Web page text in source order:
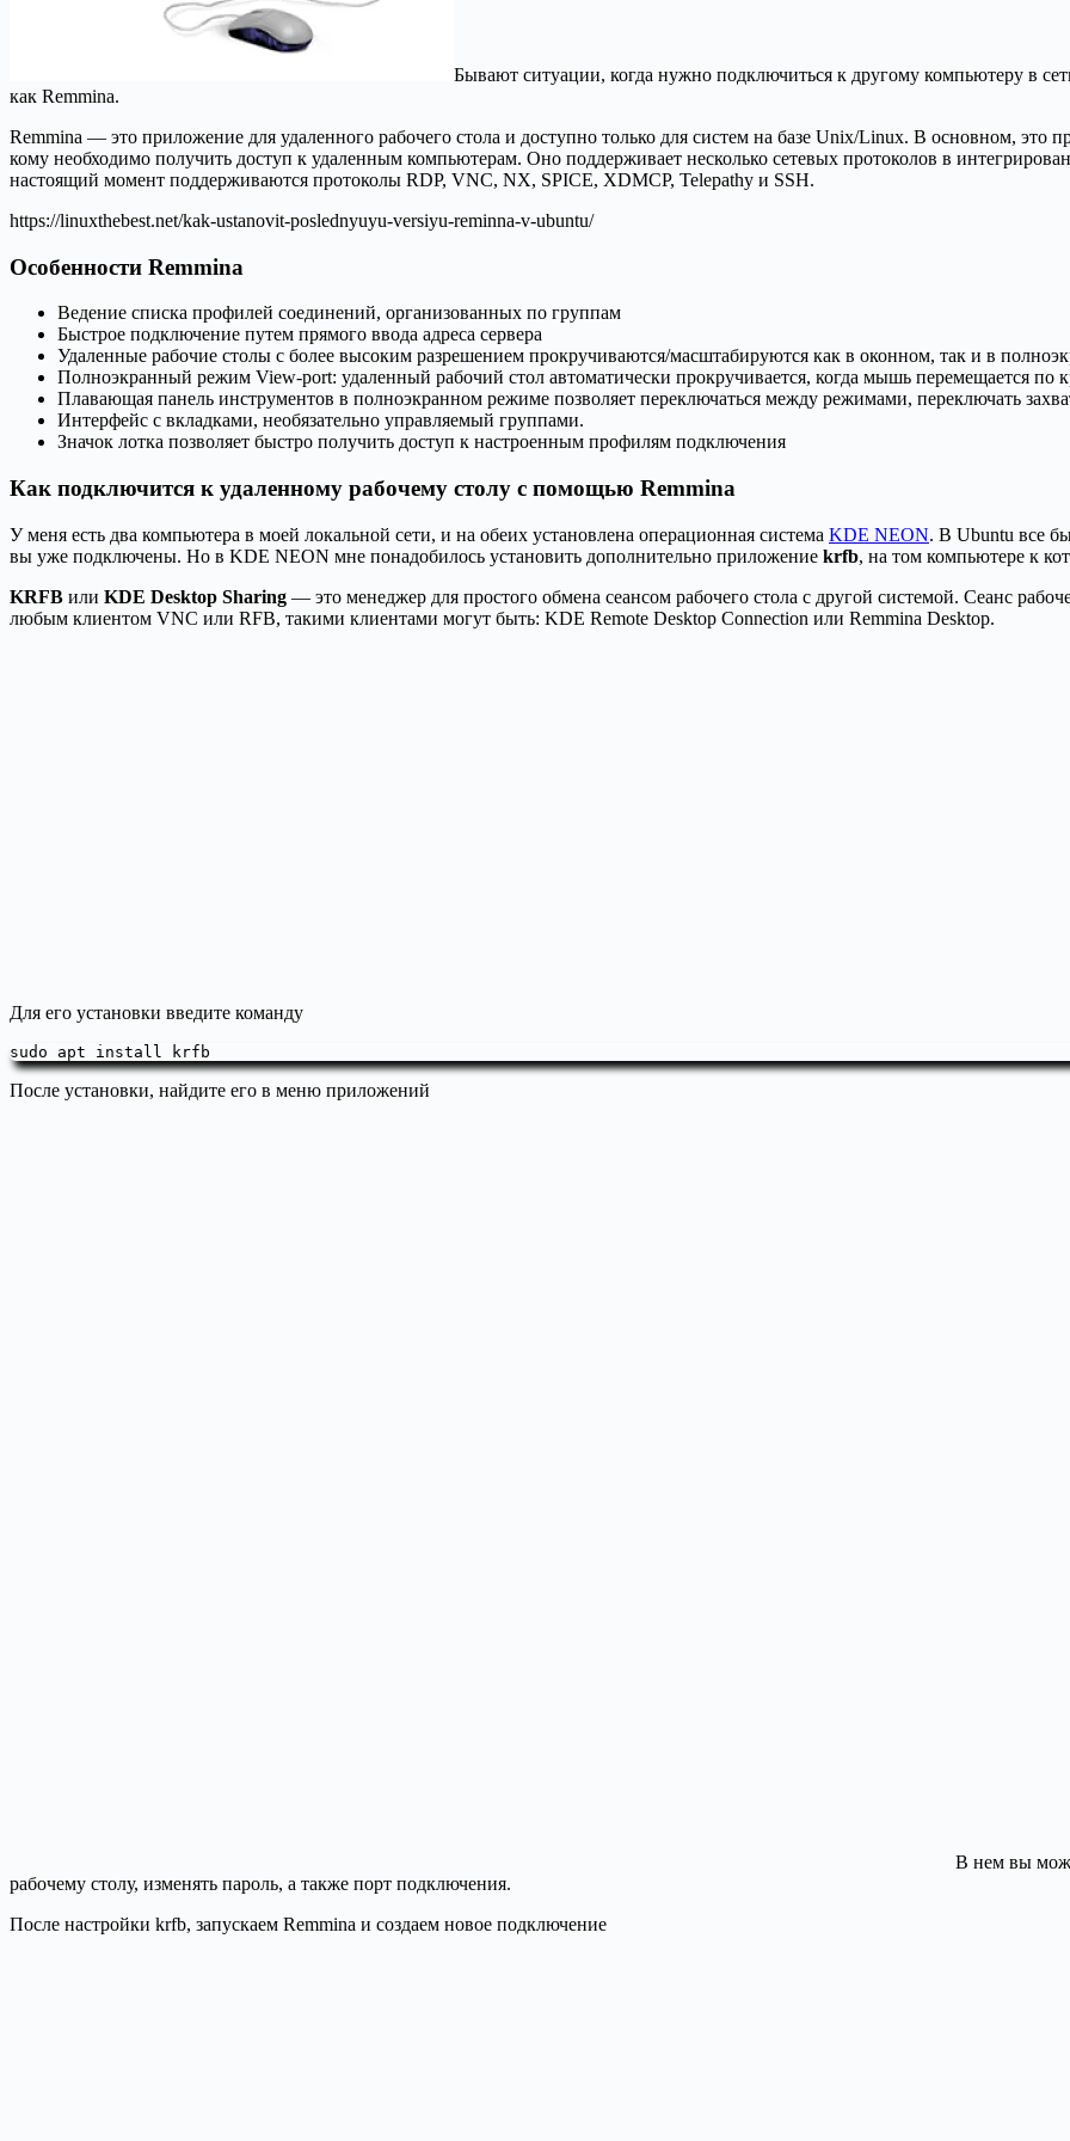
Бывают ситуации, когда нужно подключиться к другому компьютеру в
как Remmina.
Remmina — это приложение для удаленного рабочего стола и доступно только для систем на базе Unix/Linux. В основном, это
кому необходимо получить доступ к удаленным компьютерам. Оно поддерживает несколько сетевых протоколов в
настоящий момент поддерживаются протоколы RDP, VNC, NX, SPICE, XDMCP, Telepathy и SSH.
https://linuxthebest.net/kak-ustanovit-poslednyuyu-versiyu-reminna-v-ubuntu/
Особенности Remmina
Ведение списка профилей соединений, организованных по группам
Быстрое подключение путем прямого ввода адреса сервера
Удаленные рабочие столы с более высоким разрешением прокручиваются/масштабируются как в оконном, так и в
Полноэкранный режим View-port: удаленный рабочий стол автоматически прокручивается, когда мышь перемещается по
Плавающая панель инструментов в полноэкранном режиме позволяет переключаться между режимами, переключать
Интерфейс с вкладками, необязательно управляемый группами.
Значок лотка позволяет быстро получить доступ к настроенным профилям подключения
Как подключится к удаленному рабочему столу с помощью Remmina
У меня есть два компьютера в моей локальной сети, и на обеих установлена операционная система KDE NEON. В Ubuntu все
вы уже подключены. Но в KDE NEON мне понадобилось установить дополнительно приложение krfb, на том компьютере к
KRFB или KDE Desktop Sharing — это менеджер для простого обмена сеансом рабочего стола с другой системой. Сеанс
любым клиентом VNC или RFB, такими клиентами могут быть: KDE Remote Desktop Connection или Remmina Desktop.
Для его установки введите команду
sudo apt install krfb
После установки, найдите его в меню приложений
В нем вы
рабочему столу, изменять пароль, а также порт подключения.
После настройки krfb, запускаем Remmina и создаем новое подключение